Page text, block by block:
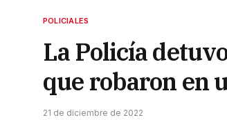
POLICIALES
La Policía
que robaron en
21 de diciembre de 2022